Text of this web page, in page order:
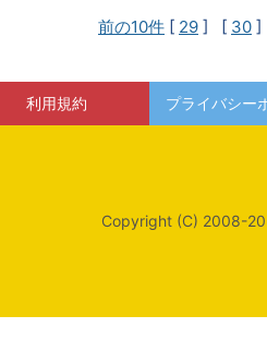
前の10件 [ 29 ] [ 30
利用規約 プライバシー
Copyright (C) 2008-